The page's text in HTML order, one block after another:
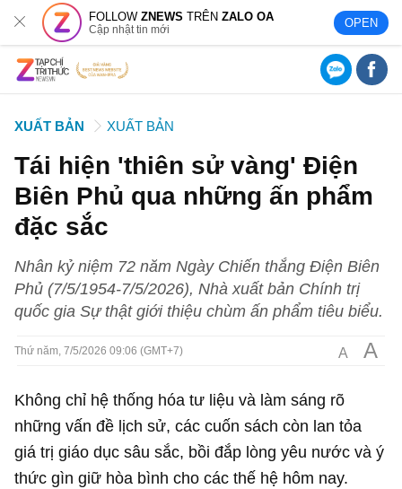
FOLLOWZNEWS TRÊNZALO OA
Cập nhật tin mới OPEN
XUẤT BẢN XUẤT BẢN
Tái hiện 'thiên sử vàng' Điện
Biên Phủ qua những ấn phẩm
đặc sắc
Nhân kỷ niệm 72 năm Ngày Chiến thắng Điện Biên
Phủ (7/5/1954-7/5/2026), Nhà xuất bản Chính trị
quốc gia Sự thật giới thiệu chùm ấn phẩm tiêu biểu.
Thứ năm, 7/5/2026 09:06 (GMT+7) A A
Không chỉ hệ thống hóa tư liệu và làm sáng rõ
những vấn đề lịch sử, các cuốn sách còn lan tỏa
giá trị giáo dục sâu sắc, bồi đắp lòng yêu nước và ý
thức gìn giữ hòa bình cho các thế hệ hôm nay.